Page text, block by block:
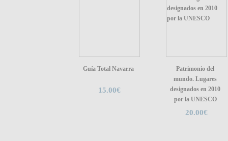
Guía Total Navarra
15.00€
Patrimonio del
mundo. Lugares
designados en 2010
por la UNESCO
20.00€